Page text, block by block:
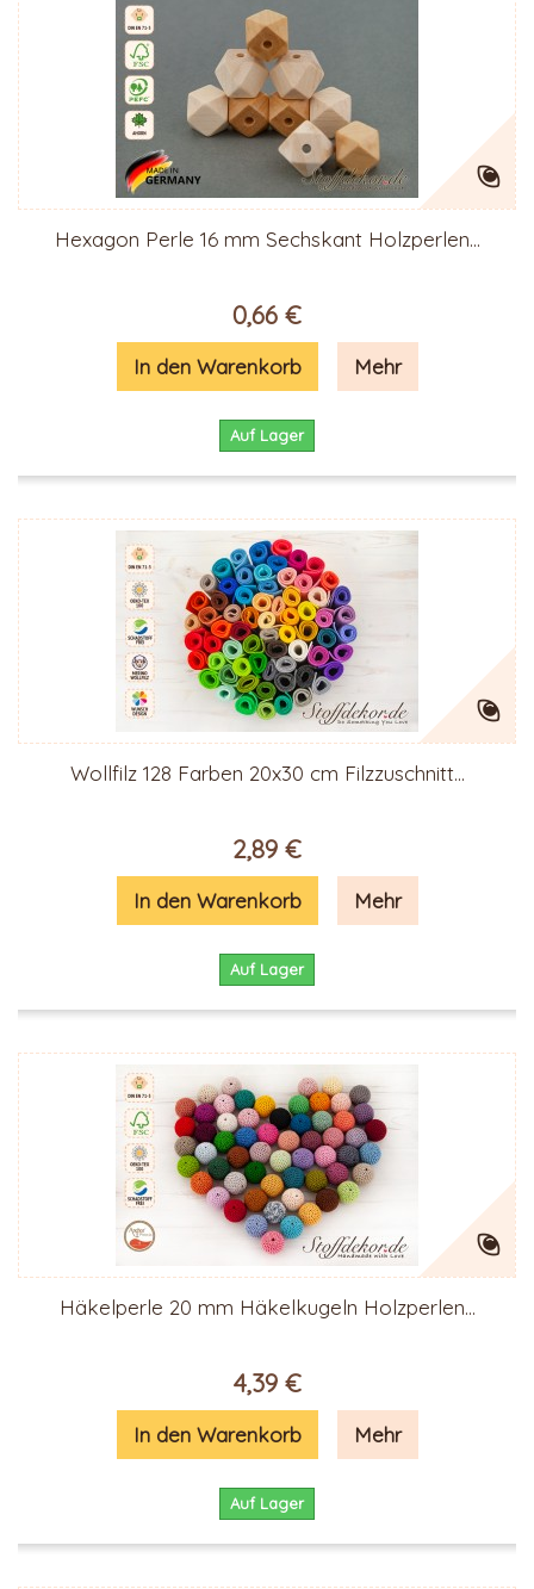
Hexagon Perle 16 mm Sechskant Holzperlen...
0,66 €
In den Warenkorb Mehr
Auf Lager
Wollfilz 128 Farben 20x30 cm Filzzuschnitt...
2,89 €
In den Warenkorb Mehr
Auf Lager
Häkelperle 20 mm Häkelkugeln Holzperlen...
4,39 €
In den Warenkorb Mehr
Auf Lager